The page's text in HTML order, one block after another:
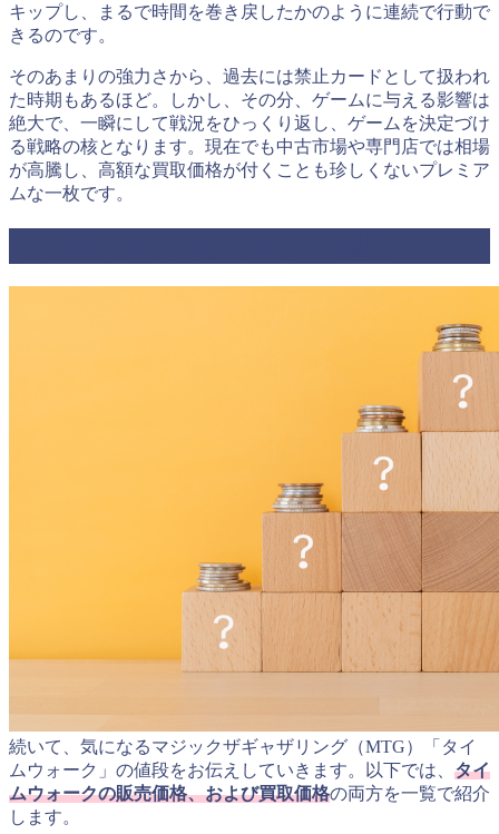
キップし、まるで時間を巻き戻したかのように連続で行動で
きるのです。
そのあまりの強力さから、過去には禁止カードとして扱われ
た時期もあるほど。しかし、その分、ゲームに与える影響は
絶大で、一瞬にして戦況をひっくり返し、ゲームを決定づけ
る戦略の核となります。現在でも中古市場や専門店では相場
が高騰し、高額な買取価格が付くことも珍しくないプレミア
ムな一枚です。
続いて、気になるマジックザギャザリング（MTG）「タイ
ムウォーク」の値段をお伝えしていきます。以下では、 タイ
ムウォークの販売価格、および買取価格の両方を一覧で紹介
します。